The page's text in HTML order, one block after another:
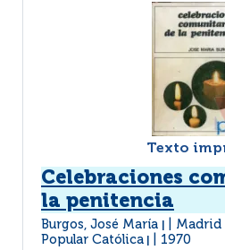
Texto
Celebraciones
la penitencia
Burgos, José María
Madrid
Popular Católica
1970